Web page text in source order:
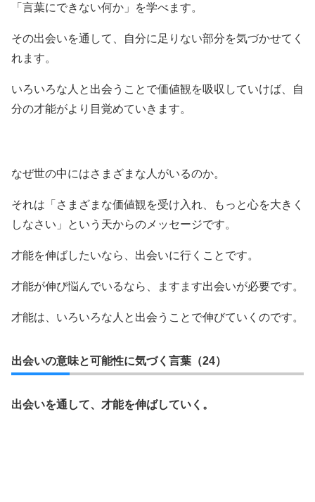
「言葉にできない何か」を学べます。
その出会いを通して、自分に足りない部分を気づかせてく
れます。
いろいろな人と出会うことで価値観を吸収していけば、自
分の才能がより目覚めていきます。
なぜ世の中にはさまざまな人がいるのか。
それは「さまざまな価値観を受け入れ、もっと心を大きく
しなさい」という天からのメッセージです。
才能を伸ばしたいなら、出会いに行くことです。
才能が伸び悩んでいるなら、ますます出会いが必要です。
才能は、いろいろな人と出会うことで伸びていくのです。
出会いの意味と可能性に気づく言葉（24）
出会いを通して、才能を伸ばしていく。